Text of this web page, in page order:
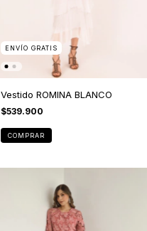
ENVÍO GRATIS
Vestido ROMINA BLANCO
$539.900
COMPRAR